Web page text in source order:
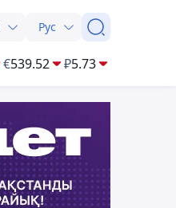
Рус
€539.52 ₽5.73